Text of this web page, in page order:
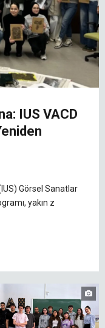
IUS VACD
Görsel Sanatlar
yakın z